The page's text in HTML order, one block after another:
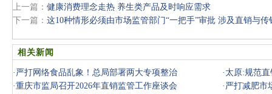
上一篇： 健康消费理念走热 养生类产品及时响应需求
下一篇： 这10种情形必须由市场监管部门“一把手”审批 涉及直销与传
相关新闻
· 严打网络食品乱象！总局部署两大专项整治 · 太原:规范
·重庆市监局召开2026年直销监管工作座谈会 · 严打减肥市